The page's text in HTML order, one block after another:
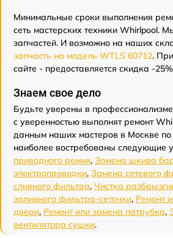
Минимальные сроки выполнения
сеть мастерских техники Whirlpool.
запчастей. И возможно на наших
запчасть на модель WTLS 60712.
сайте - предоставляется скидка -
Знаем свое дело
Будьте уверены в
с уверенностью выполнят ремонт
данным наших мастеров в Москве по
наиболее востребованы следующие
приводного ремня, Замена шкива
электропроводки, Замена сетевого
сливного фильтра, Чистка
заливного фильтра-сеточки, Ремонт
двери, Ремонт или замена патрубка,
вентилятора сушки.